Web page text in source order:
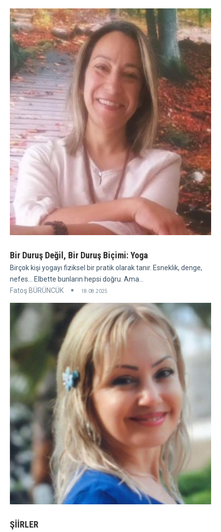
Bir Duruş Değil, Bir Duruş Biçimi: Yoga
Birçok kişi yogayı fiziksel bir pratik olarak tanır. Esneklik, denge,
nefes... Elbette bunların hepsi doğru. Ama...
Fatoş BÜRÜNCÜK
18.08.2025
ŞİİRLER